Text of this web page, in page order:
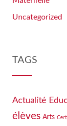
Uncategorized
TAGS
Actualité
élèves Arts